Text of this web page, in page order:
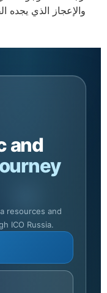
والإعجاز الذي يجده
and
resources and
ICO Russia.